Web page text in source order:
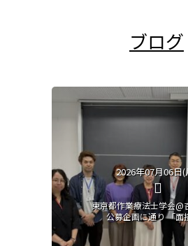
ブログ
2026年07月06日(
東京都作業療法士学会
公募企画に通り 「面